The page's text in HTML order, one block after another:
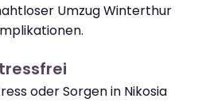
Umzug Winterthur
oder Sorgen in Nikosia